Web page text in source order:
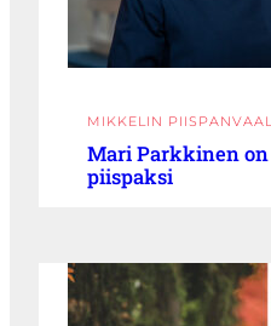
MIKKELIN
Mari Parkkinen
piispaksi